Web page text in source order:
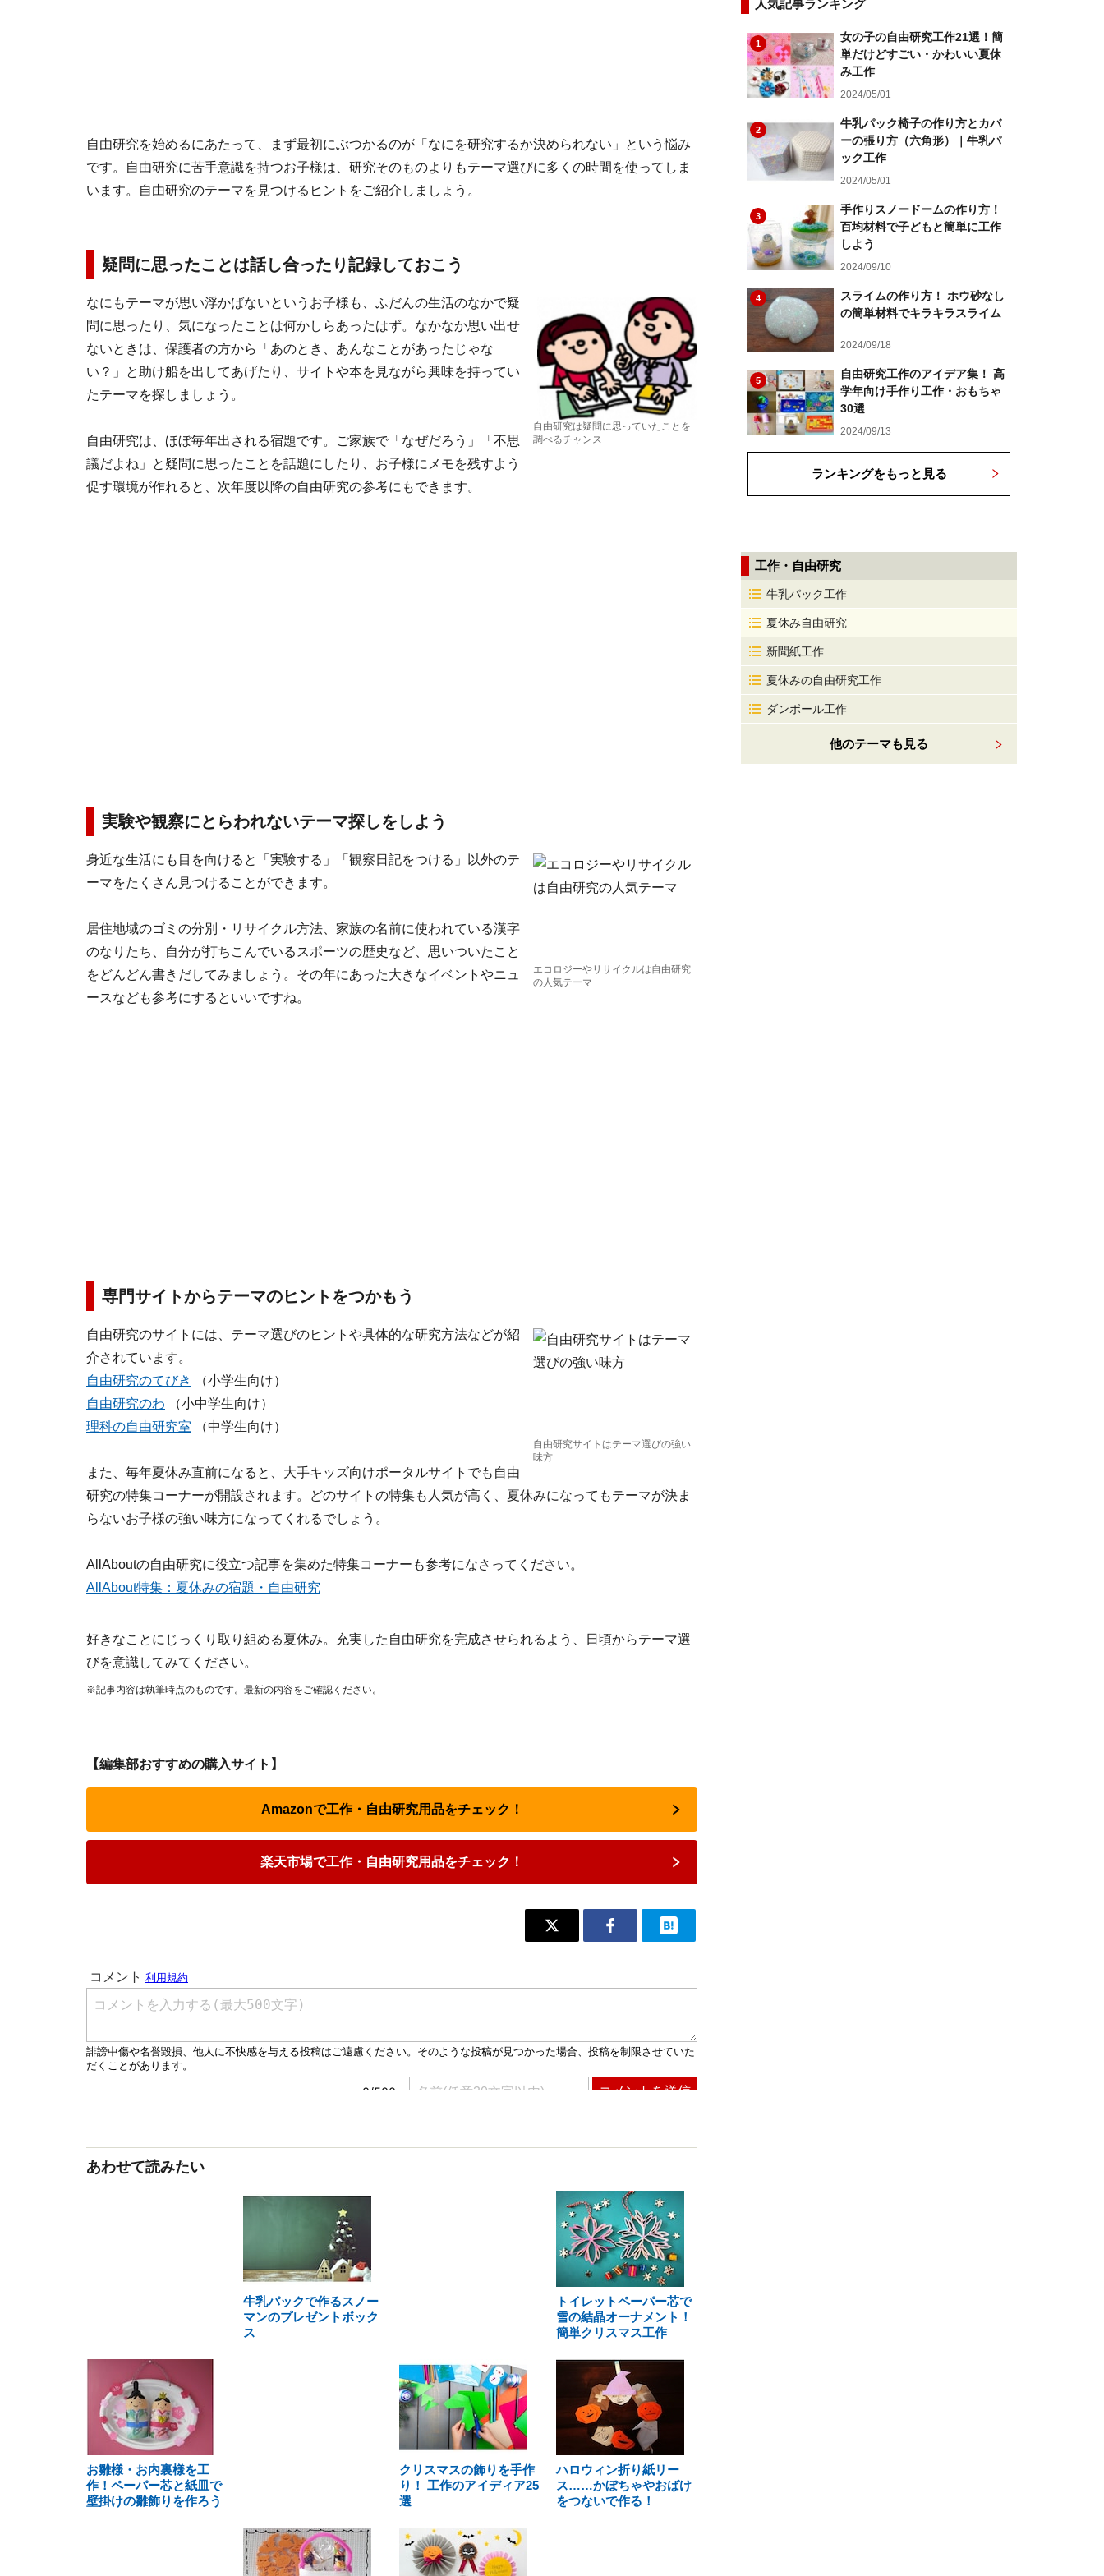
自由研究を始めるにあたって、まず最初にぶつかるのが「なにを研究するか決められない」という悩み
です。自由研究に苦手意識を持つお子様は、研究そのものよりもテーマ選びに多くの時間を使ってしま
います。自由研究のテーマを見つけるヒントをご紹介しましょう。
疑問に思ったことは話し合ったり記録しておこう
自由研究は疑問に思っていたことを
調べるチャンス
なにもテーマが思い浮かばないというお子様も、ふだんの生活のなかで疑
問に思ったり、気になったことは何かしらあったはず。なかなか思い出せ
ないときは、保護者の方から「あのとき、あんなことがあったじゃな
い？」と助け船を出してあげたり、サイトや本を見ながら興味を持ってい
たテーマを探しましょう。
自由研究は、ほぼ毎年出される宿題です。ご家族で「なぜだろう」「不思
議だよね」と疑問に思ったことを話題にしたり、お子様にメモを残すよう
促す環境が作れると、次年度以降の自由研究の参考にもできます。
実験や観察にとらわれないテーマ探しをしよう
エコロジーやリサイクルは自由研究
の人気テーマ
身近な生活にも目を向けると「実験する」「観察日記をつける」以外のテ
ーマをたくさん見つけることができます。
居住地域のゴミの分別・リサイクル方法、家族の名前に使われている漢字
のなりたち、自分が打ちこんでいるスポーツの歴史など、思いついたこと
をどんどん書きだしてみましょう。その年にあった大きなイベントやニュ
ースなども参考にするといいですね。
専門サイトからテーマのヒントをつかもう
自由研究サイトはテーマ選びの強い
味方
自由研究のサイトには、テーマ選びのヒントや具体的な研究方法などが紹
介されています。
自由研究のてびき
（小学生向け）
自由研究のわ （小中学生向け）
理科の自由研究室 （中学生向け）
また、毎年夏休み直前になると、大手キッズ向けポータルサイトでも自由
研究の特集コーナーが開設されます。どのサイトの特集も人気が高く、夏休みになってもテーマが決ま
らないお子様の強い味方になってくれるでしょう。
AllAboutの自由研究に役立つ記事を集めた特集コーナーも参考になさってください。
AllAbout特集：夏休みの宿題・自由研究
好きなことにじっくり取り組める夏休み。充実した自由研究を完成させられるよう、日頃からテーマ選
びを意識してみてください。
※記事内容は執筆時点のものです。最新の内容をご確認ください。
【編集部おすすめの購入サイト】
Amazonで工作・自由研究用品をチェック！
楽天市場で工作・自由研究用品をチェック！
あわせて読みたい
牛乳パックで作るスノー
マンのプレゼントボック
ス
トイレットペーパー芯で
雪の結晶オーナメント！
簡単クリスマス工作
お雛様・お内裏様を工
作！ペーパー芯と紙皿で
壁掛けの雛飾りを作ろう
クリスマスの飾りを手作
り！ 工作のアイディア25
選
ハロウィン折り紙リー
ス……かぼちゃやおばけ
をつないで作る！
人気記事ランキング
1
女の子の自由研究工作21選！簡
単だけどすごい・かわいい夏休
み工作
2024/05/01
2
牛乳パック椅子の作り方とカバ
ーの張り方（六角形）｜牛乳パ
ック工作
2024/05/01
3
手作りスノードームの作り方！
百均材料で子どもと簡単に工作
しよう
2024/09/10
4
スライムの作り方！ ホウ砂なし
の簡単材料でキラキラスライム
2024/09/18
5
自由研究工作のアイデア集！ 高
学年向け手作り工作・おもちゃ
30選
2024/09/13
ランキングをもっと見る
工作・自由研究
牛乳パック工作
夏休み自由研究
新聞紙工作
夏休みの自由研究工作
ダンボール工作
他のテーマも見る